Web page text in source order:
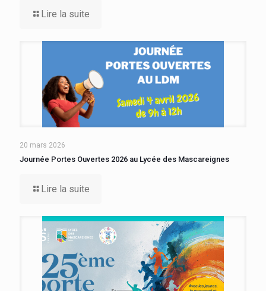
Lire la suite
20 mars 2026
Journée Portes Ouvertes 2026 au Lycée des Mascareignes
Lire la suite